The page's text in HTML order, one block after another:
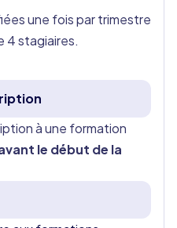
une fois par trimestre
4 stagiaires.
à une formation
le début de la